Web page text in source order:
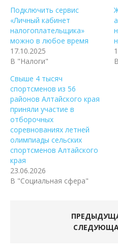
Подключить сервис
«Личный кабинет
налогоплательщика»
можно в любое время
17.10.2025
В "Налоги"
Свыше 4 тысяч
спортсменов из 56
районов Алтайского края
приняли участие в
отборочных
соревнованиях летней
олимпиады сельских
спортсменов Алтайского
края
23.06.2026
В "Социальная сфера"